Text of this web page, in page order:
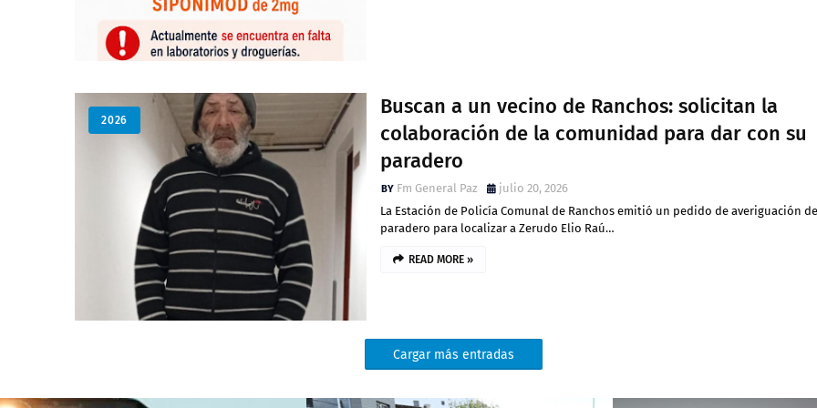
2026
Buscan a un vecino de Ranchos: solicitan la
colaboración de la comunidad para dar con su
paradero
Fm General Paz
julio 20, 2026
La Estación de Policía Comunal de Ranchos emitió un pedido de averiguación de
paradero para localizar a Zerudo Elio Raú…
READ MORE »
Cargar más entradas